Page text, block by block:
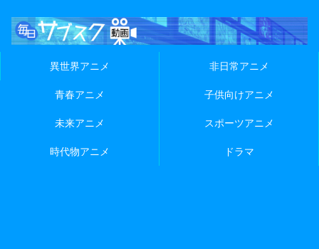
異世界アニメ 非日常アニメ
青春アニメ 子供向けアニメ
未来アニメ スポーツアニメ
時代物アニメ ドラマ